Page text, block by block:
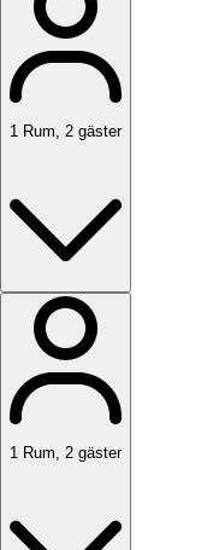
1 Rum, 2 gäster
1 Rum, 2 gäster